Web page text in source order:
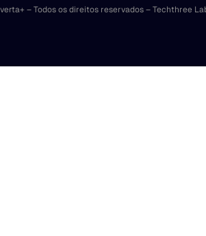
– Todos os direitos reservados – Techthree